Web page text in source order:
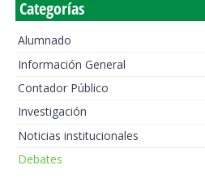
Categorías
Alumnado
Información General
Contador Público
Investigación
Noticias institucionales
Debates